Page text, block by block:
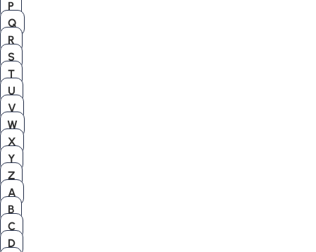
P
Q
R
S
T
U
V
W
X
Y
Z
A
B
C
D